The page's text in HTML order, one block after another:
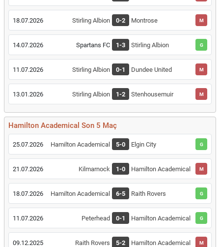
18.07.2026 Stirling Albion 0-2 Montrose M
14.07.2026 Spartans FC 1-3 Stirling Albion G
11.07.2026 Stirling Albion 0-1 Dundee United M
13.01.2026 Stirling Albion 1-2 Stenhousemuir M
Hamilton Academical Son 5 Maç
25.07.2026 Hamilton Academical 5-0 Elgin City G
21.07.2026 Kilmarnock 1-0 Hamilton Academical M
18.07.2026 Hamilton Academical 6-5 Raith Rovers G
11.07.2026 Peterhead 0-1 Hamilton Academical G
09.12.2025 Raith Rovers 5-2 Hamilton Academical M